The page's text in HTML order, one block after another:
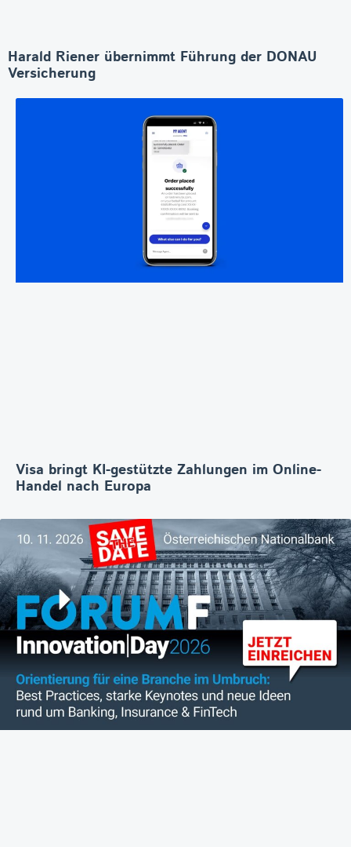
Harald Riener übernimmt Führung der DONAU
Versicherung
Visa bringt KI-gestützte Zahlungen im Online-
Handel nach Europa